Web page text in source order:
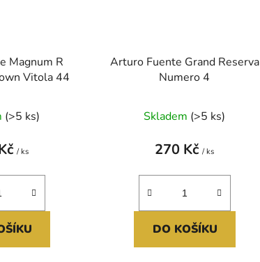
Magnum R
Vitola 44
(>5 ks)
/ ks
Arturo Fuente Grand Reserva
Numero 4
Skladem (>5 ks)
270 Kč/ ks
DO KOŠÍKU